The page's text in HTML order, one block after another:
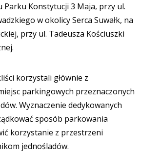
Parku Konstytucji 3 Maja, przy ul.
w okolicy Serca Suwałk, na
przy ul. Tadeusza Kościuszki
korzystali głównie z
parkingowych przeznaczonych
Wyznaczenie dedykowanych
sposób parkowania
korzystanie z przestrzeni
jednośladów.